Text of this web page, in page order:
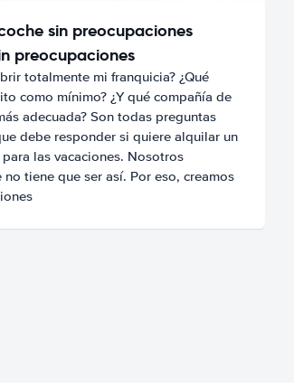
sin preocupaciones
preocupaciones
totalmente mi franquicia? ¿Qué
como mínimo? ¿Y qué compañía de
adecuada? Son todas preguntas
debe responder si quiere alquilar un
las vacaciones. Nosotros
no tiene que ser así. Por eso, creamos